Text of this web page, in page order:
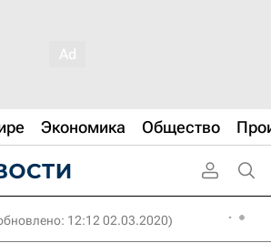
Экономика Общество
12:12 02.03.2020)